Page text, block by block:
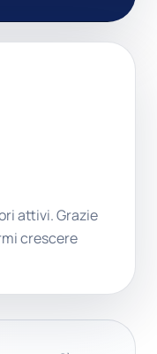
attivi. Grazie
crescere